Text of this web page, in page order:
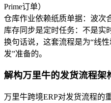
Prime订单）
仓库作业依赖纸质单据：波次
库存同步是定时任务：不是实
换句话说，这套流程是为“线
发”准备的。
解构万里牛的发货流程架
万里牛跨境ERP对发货流程的